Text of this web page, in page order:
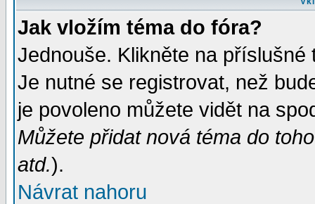
Jak vložím téma do fóra?
Jednouše. Klikněte na
Je nutné se registrovat, než
je povoleno můžete vidět na
Můžete přidat nová téma do
atd.).
Návrat nahoru